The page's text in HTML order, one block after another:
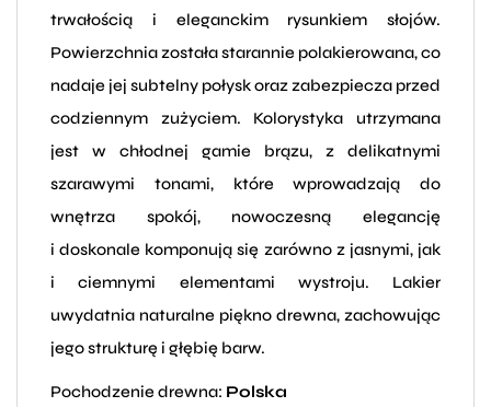
trwałością i eleganckim rysunkiem słojów.
Powierzchnia została starannie polakierowana, co
nadaje jej subtelny połysk oraz zabezpiecza przed
codziennym zużyciem. Kolorystyka utrzymana
jest w chłodnej gamie brązu, z delikatnymi
szarawymi tonami, które wprowadzają do
wnętrza spokój, nowoczesną elegancję
i doskonale komponują się zarówno z jasnymi, jak
i ciemnymi elementami wystroju. Lakier
uwydatnia naturalne piękno drewna, zachowując
jego strukturę i głębię barw.
Pochodzenie drewna: Polska